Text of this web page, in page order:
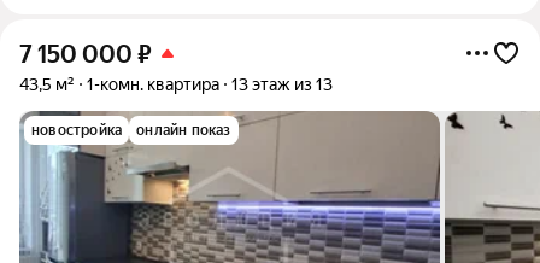
7 150 000 ₽
43,5 м² 1-комн. квартира 13 этаж из 13
новостройка онлайн показ